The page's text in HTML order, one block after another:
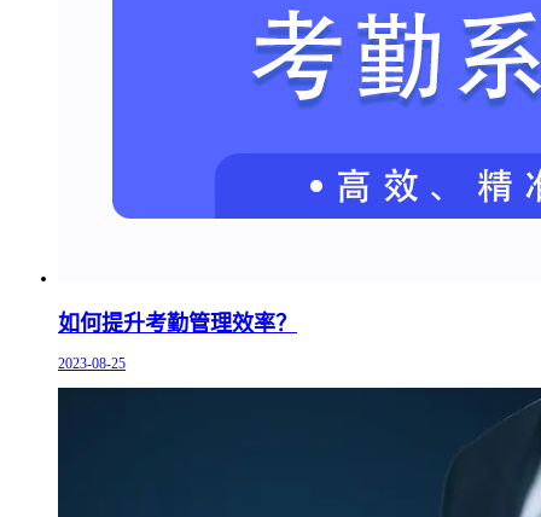
如何提升考勤管理效率？
2023-08-25